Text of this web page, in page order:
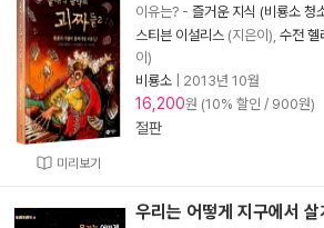
미리보기
이유는? - 즐거운 지식 (비룡소 청
스티븐 이설리스 (지은이), 수전 헬
이)
비룡소
2013년 10월
16,200원 (10% 할인 / 900원)
절판
우리는 어떻게 지구에서